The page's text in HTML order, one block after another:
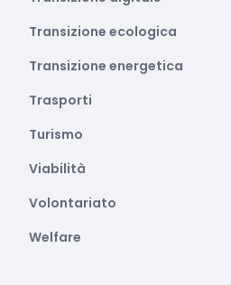
Transizione ecologica
Transizione energetica
Trasporti
Turismo
Viabilità
Volontariato
Welfare